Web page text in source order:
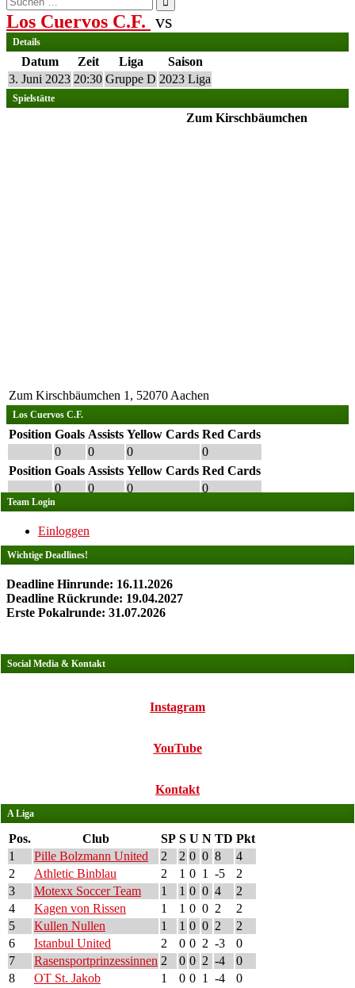
nach:
Los Cuervos C.F. vs
Details
Datum Zeit Liga
Saison
3. Juni 2023 20:30 Gruppe D 2023 Liga
Spielstätte
Zum Kirschbäumchen
Zum Kirschbäumchen 1, 52070 Aachen
Los Cuervos C.F.
Position Goals Assists Yellow Cards Red Cards
0
0 0
0
Position Goals Assists Yellow Cards Red Cards
0
0 0 0
Team Login
Einloggen
Wichtige Deadlines!
Deadline Hinrunde: 16.11.2026
Deadline Rückrunde: 19.04.2027
Erste Pokalrunde: 31.07.2026
Social Media & Kontakt
Instagram
YouTube
Kontakt
A Liga
Pos. Club SP S U N TD Pkt
1
Pille Bolzmann United 2 2 0 0 8
4
2
Athletic Binblau 2 1 0 1 -5
2
3
Motexx Soccer Team 1 1 0 0 4
2
4
Kagen von Rissen 1 1 0 0 2
2
5
Kullen Nullen 1 1 0 0 2
2
6
Istanbul United 2 0 0 2 -3
0
7
Rasensportprinzessinnen 2 0 0 2 -4
0
8
OT St. Jakob 1 0 0 1 -4
0